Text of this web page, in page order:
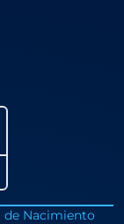
de Nacimiento